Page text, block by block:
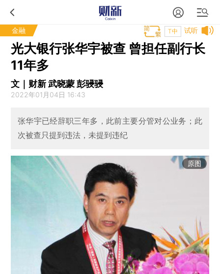
金融 试听
T中
光大银行张华宇被查 曾担任副行长
11年多
文｜财新 武晓蒙 彭骎骎
2022年01月04日 16:43
张华宇已经辞职三年多，此前主要分管对公业务；此
次被查只提到违法，未提到违纪
原图